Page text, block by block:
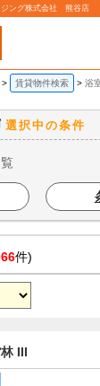
ジング株式会社 熊谷店
賃貸物件検索 浴
選択中の条件
件)
III